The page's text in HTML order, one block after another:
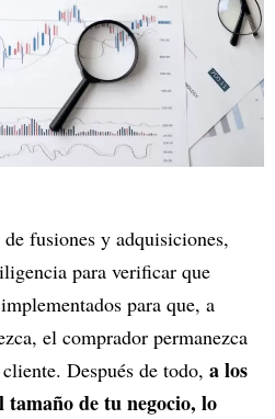
fusiones y adquisiciones,
para verificar que
para que, a
el comprador permanezca
Después de todo, a los
de tu negocio, lo